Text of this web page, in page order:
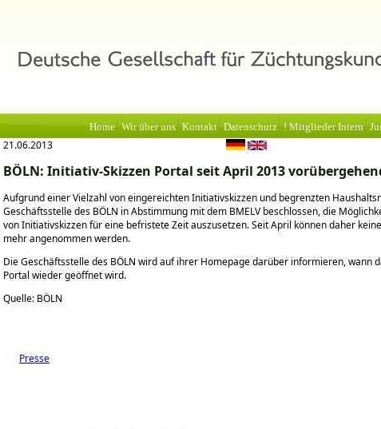
Home Wir über uns Kontakt Datenschutz ! Mitglieder Intern
21.06.2013
BÖLN: Initiativ-Skizzen Portal seit April 2013
Aufgrund einer Vielzahl von eingereichten Initiativskizzen und begrenzten
Geschäftsstelle des BÖLN in Abstimmung mit dem BMELV beschlossen, die
von Initiativskizzen für eine befristete Zeit auszusetzen. Seit April können daher
mehr angenommen werden.
Die Geschäftsstelle des BÖLN wird auf ihrer Homepage darüber informieren, wann
Portal wieder geöffnet wird.
Quelle: BÖLN
Presse